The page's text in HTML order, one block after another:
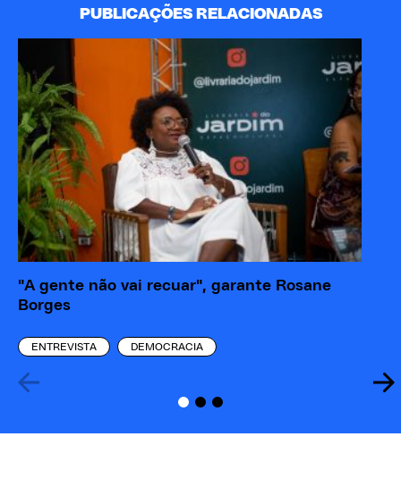
PUBLICAÇÕES RELACIONADAS
"A gente não vai recuar", garante Rosane
Borges
ENTREVISTA DEMOCRACIA